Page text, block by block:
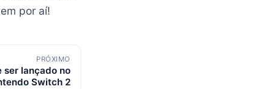
por aí!
PRÓXIMO
ser lançado no
Switch 2